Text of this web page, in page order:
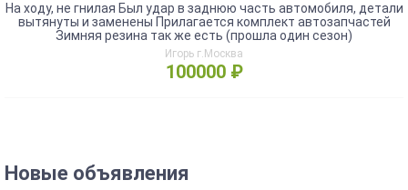
На ходу, не гнилая Был удар в заднюю часть автомобиля, детали
вытянуты и заменены Прилагается комплект автозапчастей
Зимняя резина так же есть (прошла один сезон)
Игорь г.Москва
100000 ₽
Новые объявления